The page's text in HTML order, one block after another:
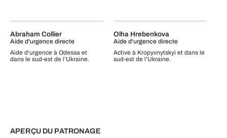
Abraham Collier
Aide d'urgence directe
Aide d'urgence à Odessa et
dans le sud-est de l’Ukraine.
Olha Hrebenkova
Aide d'urgence directe
Active à Kropyvnytskyï et dans le
sud‑est de l’Ukraine.
APERÇU DU PATRONAGE